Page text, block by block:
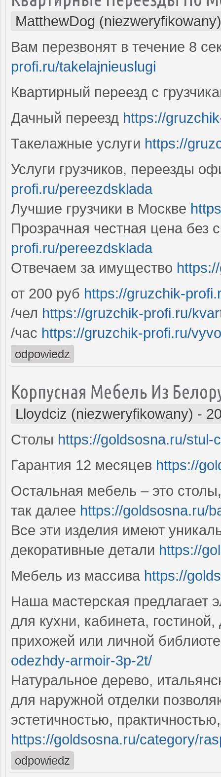
MatthewDog (niezweryfikowany)
Вам перезвонят в течение 8
profi.ru/takelajnieuslugi
Квартирный переезд с
Дачный переезд https://
Такелажные услуги https://
Услуги грузчиков, переезды
profi.ru/pereezdsklada
Лучшие грузчики в Москве
Прозрачная честная цена без
profi.ru/pereezdsklada
Отвечаем за имущество
от 200 руб https://gruzchik-
/чел https://gruzchik-profi.ru/
/час https://gruzchik-profi.ru/
odpowiedz
Корпусная Мебель Из
Lloydciz (niezweryfikowany) -
Столы https://goldsosna.ru/
Гарантия 12 месяцев https://
Остальная мебель – это
так далее https://goldsosna.ru/
Все эти изделия имеют
декоративные детали https://
Мебель из массива https://
Наша мастерская предлагает
для кухни, кабинета,
прихожей или личной
odezhdy-armoir-3p-2t/
Натуральное дерево,
для наружной отделки
эстетичностью,
https://goldsosna.ru/category/
odpowiedz